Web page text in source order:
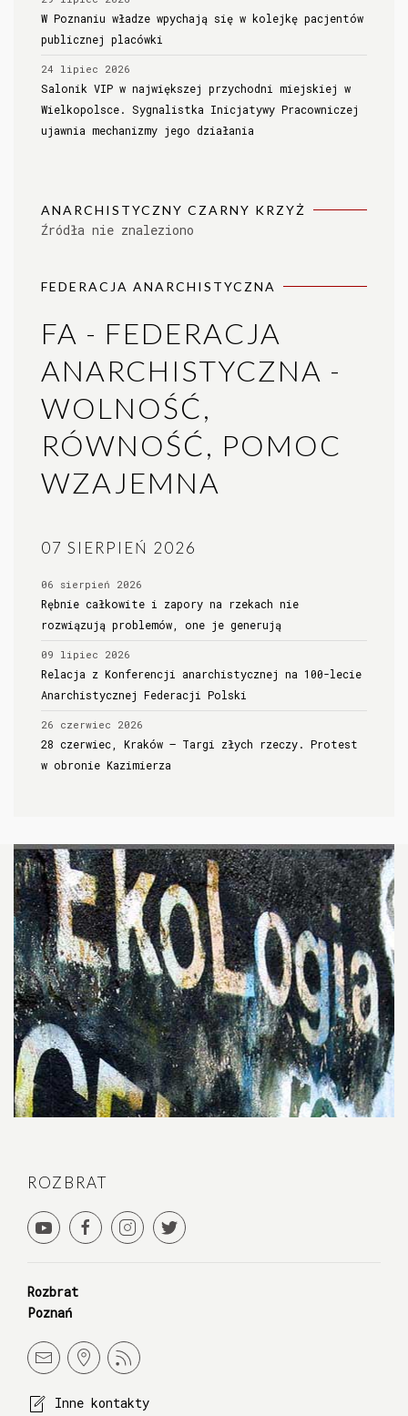
W Poznaniu władze wpychają się w kolejkę pacjentów
publicznej placówki
24 lipiec 2026
Salonik VIP w największej przychodni miejskiej w
Wielkopolsce. Sygnalistka Inicjatywy Pracowniczej
ujawnia mechanizmy jego działania
ANARCHISTYCZNY CZARNY KRZYŻ
Źródła nie znaleziono
FEDERACJA ANARCHISTYCZNA
FA - FEDERACJA
ANARCHISTYCZNA -
WOLNOŚĆ,
RÓWNOŚĆ, POMOC
WZAJEMNA
07 SIERPIEŃ 2026
06 sierpień 2026
Rębnie całkowite i zapory na rzekach nie
rozwiązują problemów, one je generują
09 lipiec 2026
Relacja z Konferencji anarchistycznej na 100-lecie
Anarchistycznej Federacji Polski
26 czerwiec 2026
28 czerwiec, Kraków – Targi złych rzeczy. Protest
w obronie Kazimierza
ROZBRAT
Rozbrat
Poznań
Inne kontakty